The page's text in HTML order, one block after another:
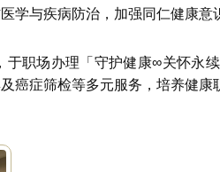
学与疾病防治，加强同仁健康意
职场办理「守护健康∞关怀永
癌症筛检等多元服务，培养健